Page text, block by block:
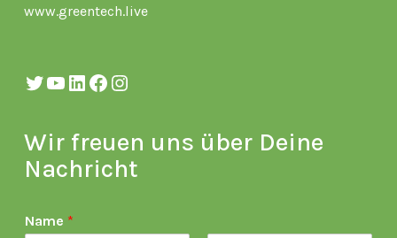
www.greentech.live
Twitter
YouTube
LinkedIn
Facebook
Instagram
Wir freuen uns über Deine
Nachricht
Name *